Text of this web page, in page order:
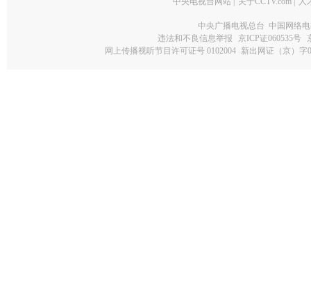
中央广播电视总台 中国网络
违法和不良信息举报
京ICP证060535号
网上传播视听节目许可证号 0102004 新出网证（京）